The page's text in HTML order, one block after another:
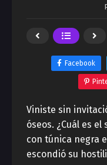
Facebook
Viniste sin
óseos. ¿Cuál es
con túnica negra
escondió su